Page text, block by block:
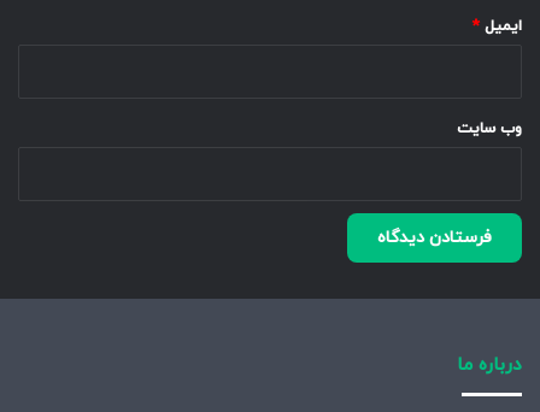
ایمیل *
وب‌ سایت
درباره ما